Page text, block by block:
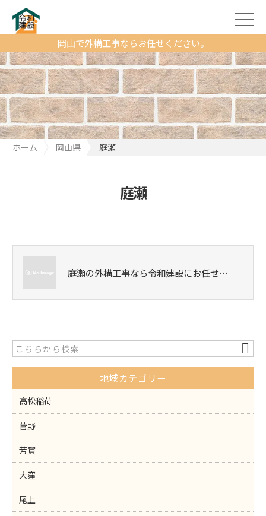
岡山で外構工事ならお任せください。
ホーム 岡山県 庭瀬
庭瀬
庭瀬の外構工事なら令和建設にお任せ…
地域カテゴリー
高松稲荷
菅野
芳賀
大窪
尾上